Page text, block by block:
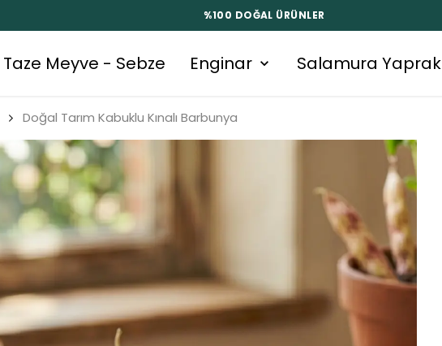
%100 DOĞAL ÜRÜNLER
Taze Meyve - Sebze Enginar Salamura Yaprak
Doğal Tarım Kabuklu Kınalı Barbunya